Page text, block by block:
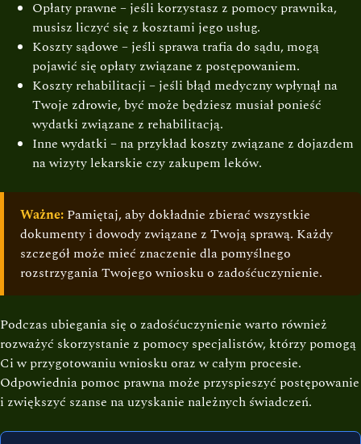
Opłaty prawne – jeśli korzystasz z pomocy prawnika,
musisz liczyć się z kosztami jego usług.
Koszty sądowe – jeśli sprawa trafia do sądu, mogą
pojawić się opłaty związane z postępowaniem.
Koszty rehabilitacji – jeśli błąd medyczny wpłynął na
Twoje zdrowie, być może będziesz musiał ponieść
wydatki związane z rehabilitacją.
Inne wydatki – na przykład koszty związane z dojazdem
na wizyty lekarskie czy zakupem leków.
Ważne: Pamiętaj, aby dokładnie zbierać wszystkie
dokumenty i dowody związane z Twoją sprawą. Każdy
szczegół może mieć znaczenie dla pomyślnego
rozstrzygania Twojego wniosku o zadośćuczynienie.
Podczas ubiegania się o zadośćuczynienie warto również
rozważyć skorzystanie z pomocy specjalistów, którzy pomogą
Ci w przygotowaniu wniosku oraz w całym procesie.
Odpowiednia pomoc prawna może przyspieszyć postępowanie
i zwiększyć szanse na uzyskanie należnych świadczeń.